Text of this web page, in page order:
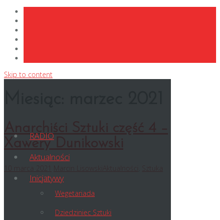
Skip to content
RADIO
Aktualności
Inicjatywy
Wegetariada
Dziedziniec Sztuki
Xawery Dunikowski